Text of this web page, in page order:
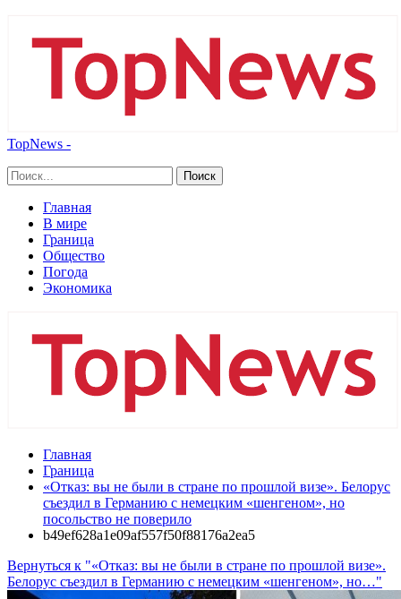
TopNews -
Главная
В мире
Граница
Общество
Погода
Экономика
Главная
Граница
«Отказ: вы не были в стране по прошлой визе». Белорус
съездил в Германию с немецким «шенгеном», но
посольство не поверило
b49ef628a1e09af557f50f88176a2ea5
Вернуться к "«Отказ: вы не были в стране по прошлой визе».
Белорус съездил в Германию с немецким «шенгеном», но…"